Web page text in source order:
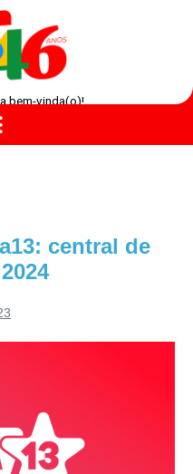
bem-vinda(o)!
central de